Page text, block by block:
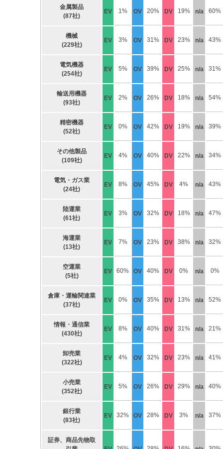
金属製品
(87社)
EV 1% OV 20% DV 19% n/a 60%
機械
(229社)
EV 3% OV 31% DV 23% n/a 43%
電気機器
(254社)
EV 5% OV 39% DV 25% n/a 31%
輸送用機器
(93社)
EV 2% OV 26% DV 18% n/a 54%
精密機器
(52社)
EV 0% OV 42% DV 19% n/a 39%
その他製品
(109社)
EV 4% OV 40% DV 22% n/a 34%
電気・ガス業
(24社)
EV 8% OV 45% DV 4% n/a 43%
陸運業
(61社)
EV 3% OV 32% DV 18% n/a 47%
海運業
(13社)
EV 7% OV 23% DV 38% n/a 32%
空運業
(5社)
EV 60% OV 40% DV 0% n/a 0%
倉庫・運輸関連業
(37社)
EV 0% OV 35% DV 13% n/a 52%
情報・通信業
(430社)
EV 8% OV 40% DV 31% n/a 21%
卸売業
(322社)
EV 4% OV 32% DV 23% n/a 41%
小売業
(352社)
EV 5% OV 26% DV 29% n/a 40%
銀行業
(83社)
EV 32% OV 28% DV 3% n/a 37%
証券、商品先物取